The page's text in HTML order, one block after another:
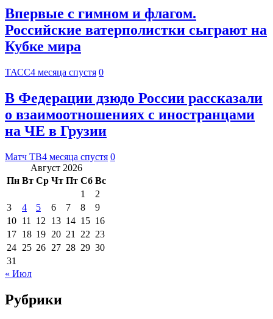
Впервые с гимном и флагом.
Российские ватерполистки сыграют на
Кубке мира
ТАСС4 месяца спустя 0
В Федерации дзюдо России рассказали
о взаимоотношениях с иностранцами
на ЧЕ в Грузии
Матч ТВ4 месяца спустя 0
Август 2026
Пн Вт Ср Чт Пт Сб Вс
1
2
3
4 5 6 7 8
9
10 11 12 13 14 15 16
17 18 19 20 21 22 23
24 25 26 27 28 29 30
31
« Июл
Рубрики